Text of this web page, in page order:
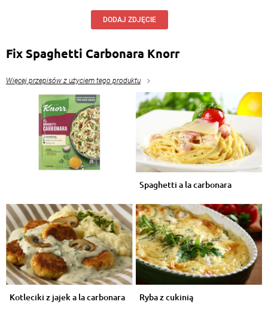
DODAJ ZDJĘCIE
Fix Spaghetti Carbonara Knorr
Więcej przepisów z użyciem tego produktu
Spaghetti a la carbonara
Kotleciki z jajek a la carbonara Ryba z cukinią